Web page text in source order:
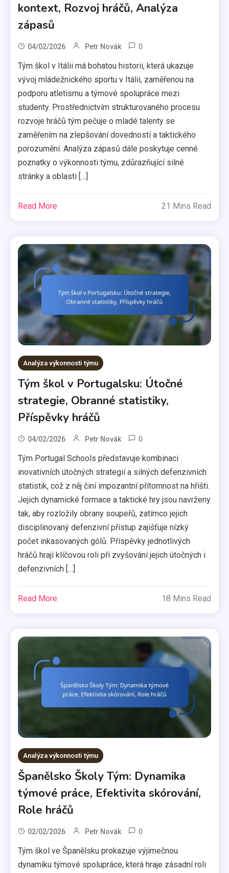
kontext, Rozvoj hráčů, Analýza
zápasů
04/02/2026 Petr Novák 0
Tým škol v Itálii má bohatou historii, která ukazuje
vývoj mládežnického sportu v Itálii, zaměřenou na
podporu atletismu a týmové spolupráce mezi
studenty. Prostřednictvím strukturovaného procesu
rozvoje hráčů tým pečuje o mladé talenty se
zaměřením na zlepšování dovedností a taktického
porozumění. Analýza zápasů dále poskytuje cenné
poznatky o výkonnosti týmu, zdůrazňující silné
stránky a oblasti […]
Read More 21 Mins Read
Analýza výkonnosti týmu
Tým škol v Portugalsku: Útočné
strategie, Obranné statistiky,
Příspěvky hráčů
04/02/2026 Petr Novák 0
Tým Portugal Schools představuje kombinaci
inovativních útočných strategií a silných defenzivních
statistik, což z něj činí impozantní přítomnost na hřišti.
Jejich dynamické formace a taktické hry jsou navrženy
tak, aby rozložily obrany soupeřů, zatímco jejich
disciplinovaný defenzivní přístup zajišťuje nízký
počet inkasovaných gólů. Příspěvky jednotlivých
hráčů hrají klíčovou roli při zvyšování jejich útočných i
defenzivních […]
Read More 18 Mins Read
Analýza výkonnosti týmu
Španělsko Školy Tým: Dynamika
týmové práce, Efektivita skórování,
Role hráčů
02/02/2026 Petr Novák 0
Tým škol ve Španělsku prokazuje výjimečnou
dynamiku týmové spolupráce, která hraje zásadní roli